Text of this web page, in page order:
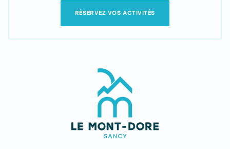
RÉSERVEZ VOS ACTIVITÉS